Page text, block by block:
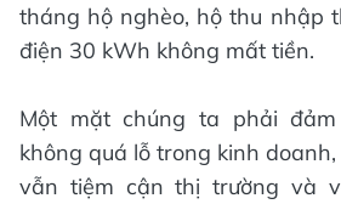
tháng hộ nghèo, hộ thu nhập
điện 30 kWh không mất tiền.
Một mặt chúng ta phải
không quá lỗ trong kinh
vẫn tiệm cận thị trường và